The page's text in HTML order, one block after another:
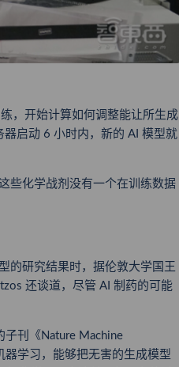
，开始计算如何调整能让所生成
启动 6 小时内，新的 AI 模型就
些化学战剂没有一个在训练数据
的研究结果时，据伦敦大学国王
还谈道，尽管 AI 制药的可能
子刊《Nature Machine
器学习，能够把无害的生成模型